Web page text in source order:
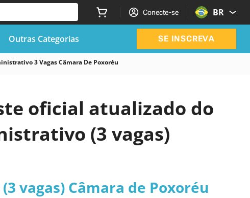
Conecte-se BR
Outras Categorias SE INSCREVA
3 Vagas Câmara De Poxoréu
oficial atualizado do
(3 vagas)
vagas) Câmara de Poxoréu